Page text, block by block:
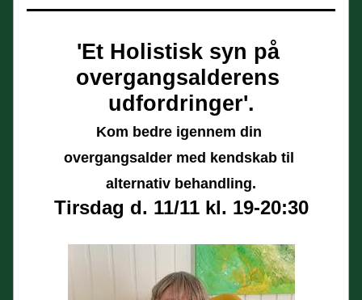
'Et Holistisk syn på
overgangsalderens
udfordringer'.
Kom bedre igennem din
overgangsalder med kendskab til
alternativ behandling.
Tirsdag d. 11/11 kl. 19-20:30